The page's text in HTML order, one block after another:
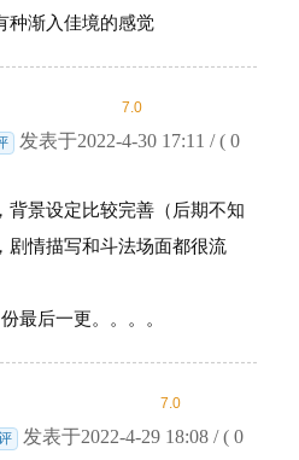
种渐入佳境的感觉
7.0
发表于2022-4-30 17:11 / ( 0
背景设定比较完善（后期不知
剧情描写和斗法场面都很流
最后一更。。。。
7.0
发表于2022-4-29 18:08 / ( 0